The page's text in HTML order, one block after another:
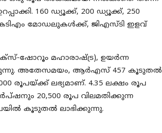
160 ഡ്യൂക്ക്, 200 ഡ്യൂക്ക്, 250
മോഡലുകൾക്ക്, ജിഎസ്ടി ഇളവ്
ഷോറൂം മഹാരാഷ്ട്ര), ഉയർന്ന
അതേസമയം, ആർ‌എസ് 457 കൂടുതൽ
രൂപയ്ക്ക് ലഭ്യമാണ്. 4.35 ലക്ഷം രൂപ
20,500 രൂപ വിലമതിക്കുന്ന
കൂടുതൽ ലാഭിക്കുന്നു.